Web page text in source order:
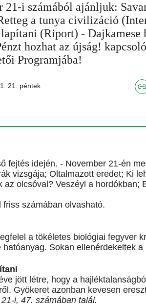
21-i számából ajánljuk:
a tunya civilizáció
(Riport) - Dajkamese
hozhat az újság!
Programjába!
21. péntek
fejtés idején. - November 21-én
vizsgája; Oltalmazott eredet; Ki
az olcsóval? Veszéyl a hordókban;
számában olvasható.
a tökéletes biológiai fegyver
Sokan ellenérdekeltek a
jött létre, hogy a
Gyökeret azonban kevesen
i, 47. számában talál.